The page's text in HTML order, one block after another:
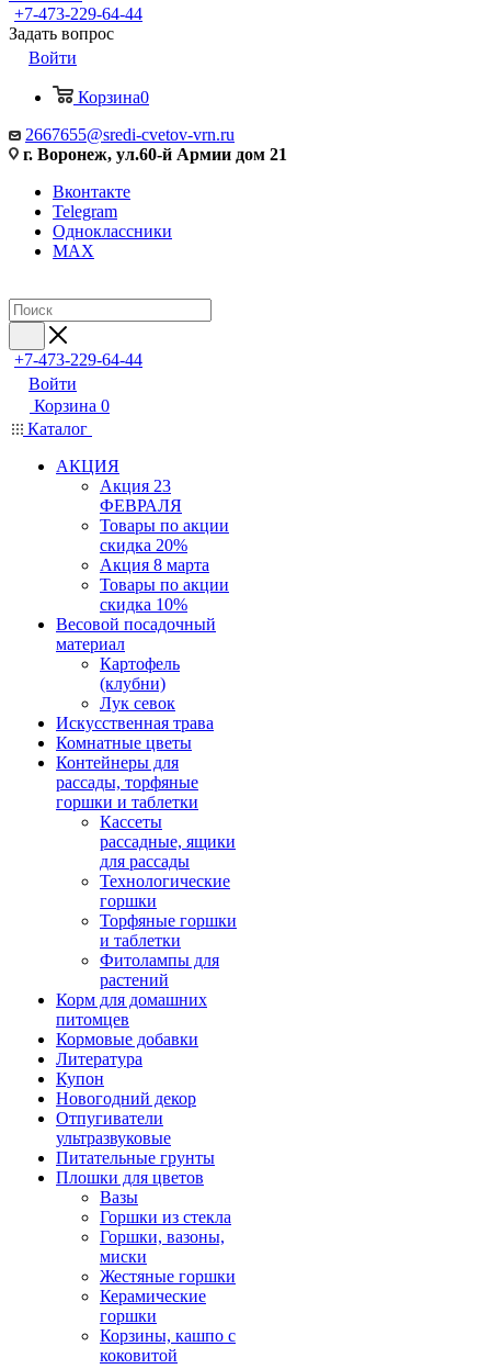
+7-473-229-64-44
Задать вопрос
Войти
Корзина0
2667655@sredi-cvetov-vrn.ru
г. Воронеж, ул.60-й Армии дом 21
Вконтакте
Telegram
Одноклассники
MAX
+7-473-229-64-44
Войти
Корзина 0
Каталог
АКЦИЯ
Акция 23
ФЕВРАЛЯ
Товары по акции
скидка 20%
Акция 8 марта
Товары по акции
скидка 10%
Весовой посадочный
материал
Картофель
(клубни)
Лук севок
Искусственная трава
Комнатные цветы
Контейнеры для
рассады, торфяные
горшки и таблетки
Кассеты
рассадные, ящики
для рассады
Технологические
горшки
Торфяные горшки
и таблетки
Фитолампы для
растений
Корм для домашних
питомцев
Кормовые добавки
Литература
Купон
Новогодний декор
Отпугиватели
ультразвуковые
Питательные грунты
Плошки для цветов
Вазы
Горшки из стекла
Горшки, вазоны,
миски
Жестяные горшки
Керамические
горшки
Корзины, кашпо с
коковитой